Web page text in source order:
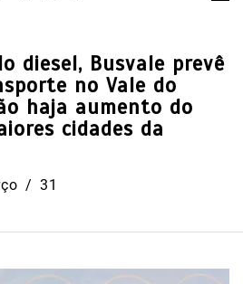
diesel, Busvale prevê
no Vale do
haja aumento do
cidades da
31